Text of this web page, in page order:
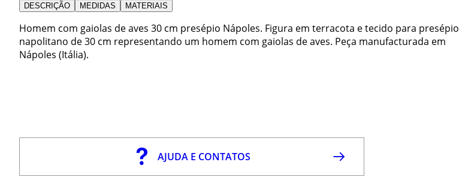
DESCRIÇÃO MEDIDAS MATERIAIS
Homem com gaiolas de aves 30 cm presépio Nápoles. Figura em terracota e tecido para presépio
napolitano de 30 cm representando um homem com gaiolas de aves. Peça manufacturada em
Nápoles (Itália).
AJUDA E CONTATOS